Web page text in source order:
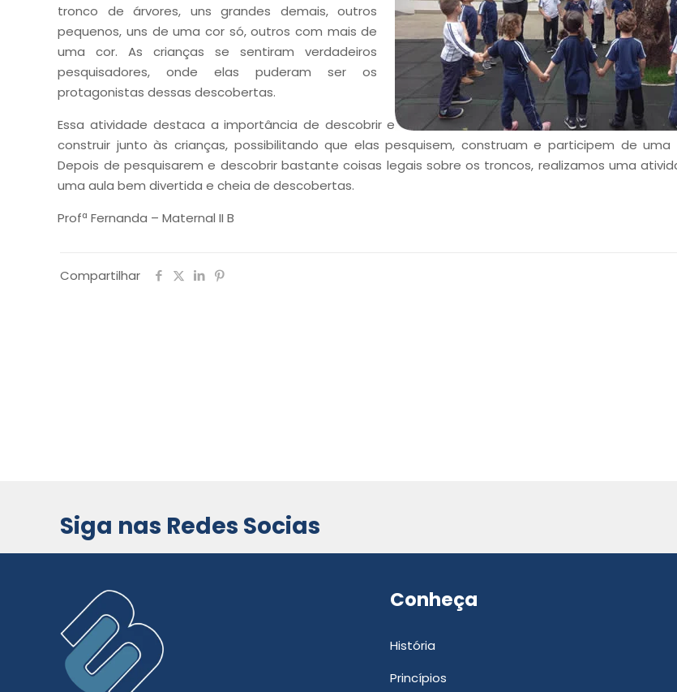
tronco de árvores, uns grandes demais, outros
pequenos, uns de uma cor só, outros com mais de
uma cor. As crianças se sentiram verdadeiros
pesquisadores, onde elas puderam ser os
protagonistas dessas descobertas.
Essa atividade destaca a importância de descobrir e
construir junto às crianças, possibilitando que elas pesquisem, construam e participem de uma
Depois de pesquisarem e descobrir bastante coisas legais sobre os troncos, realizamos uma
uma aula bem divertida e cheia de descobertas.
Profª Fernanda – Maternal II B
Compartilhar
Siga nas Redes Socias
Conheça
História
Princípios